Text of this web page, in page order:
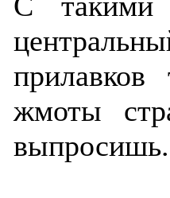
жмоты
выпросишь.